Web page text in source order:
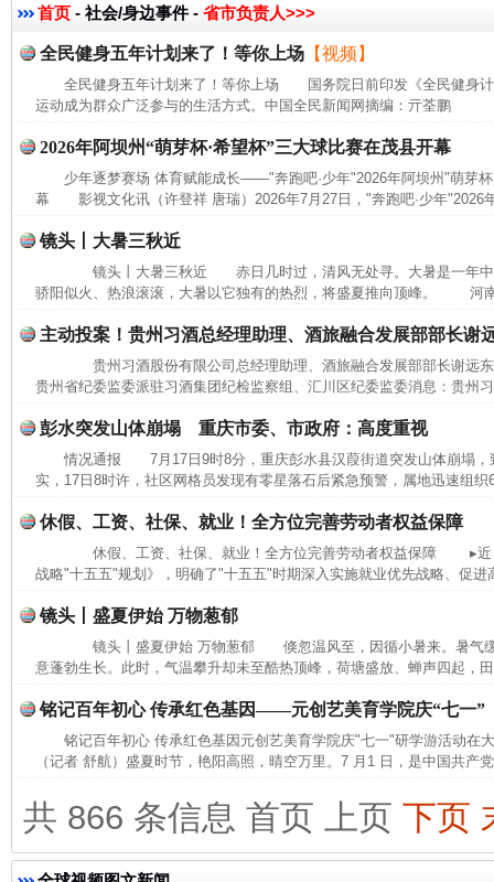
首页 - 社会/身边事件 - 省市负责人>>>
全民健身五年计划来了！等你上场 【视频】
全民健身五年计划来了！等你上场 国务院日前印发《全民健身计
运动成为群众广泛参与的生活方式。中国全民新闻网摘编：亓荃鹏
2026年阿坝州“萌芽杯·希望杯”三大球比赛在茂县开幕
少年逐梦赛场 体育赋能成长——"奔跑吧·少年"2026年阿坝州"萌芽
幕 影视文化讯（许登祥 唐瑞）2026年7月27日，"奔跑吧·少年"2026
镜头丨大暑三秋近
镜头丨大暑三秋近 赤日几时过，清风无处寻。大暑是一年中
骄阳似火、热浪滚滚，大暑以它独有的热烈，将盛夏推向顶峰。 河
主动投案！贵州习酒总经理助理、酒旅融合发展部部长谢
贵州习酒股份有限公司总经理助理、酒旅融合发展部部长谢
贵州省纪委监委派驻习酒集团纪检监察组、汇川区纪委监委消息：贵州
彭水突发山体崩塌 重庆市委、市政府：高度重视
情况通报 7月17日9时8分，重庆彭水县汉葭街道突发山体崩塌，
实，17日8时许，社区网格员发现有零星落石后紧急预警，属地迅速组
休假、工资、社保、就业！全方位完善劳动者权益保障
休假、工资、社保、就业！全方位完善劳动者权益保障 ▸近
战略"十五五"规划》，明确了"十五五"时期深入实施就业优先战略、促进
镜头丨盛夏伊始 万物葱郁
镜头丨盛夏伊始 万物葱郁 倏忽温风至，因循小暑来。暑气缓
意蓬勃生长。此时，气温攀升却未至酷热顶峰，荷塘盛放、蝉声四起，
铭记百年初心 传承红色基因——元创艺美育学院庆“七一”
铭记百年初心 传承红色基因元创艺美育学院庆"七一"研学游活动
（记者 舒航）盛夏时节，艳阳高照，晴空万里。7 月1 日，是中国共产
共 866 条信息 首页 上页 下页